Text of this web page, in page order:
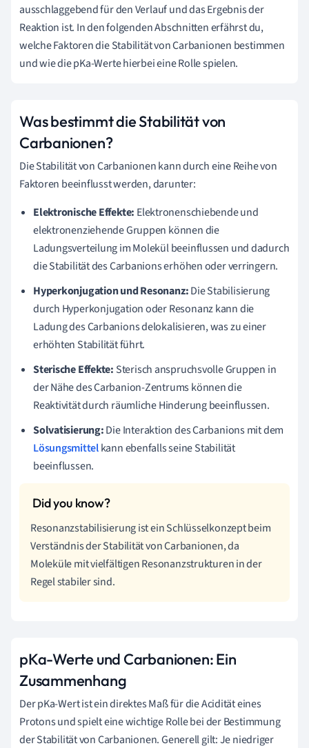
ausschlaggebend für den Verlauf und das Ergebnis der
Reaktion ist. In den folgenden Abschnitten erfährst du,
welche Faktoren die Stabilität von Carbanionen bestimmen
und wie die pKa-Werte hierbei eine Rolle spielen.
Was bestimmt die Stabilität von
Carbanionen?
Die Stabilität von Carbanionen kann durch eine Reihe von
Faktoren beeinflusst werden, darunter:
Elektronische Effekte: Elektronenschiebende und
elektronenziehende Gruppen können die
Ladungsverteilung im Molekül beeinflussen und dadurch
die Stabilität des Carbanions erhöhen oder verringern.
Hyperkonjugation und Resonanz:Die Stabilisierung
durch Hyperkonjugation oder Resonanz kann die
Ladung des Carbanions delokalisieren, was zu einer
erhöhten Stabilität führt.
Sterische Effekte: Sterisch anspruchsvolle Gruppen in
der Nähe des Carbanion-Zentrums können die
Reaktivität durch räumliche Hinderung beeinflussen.
Solvatisierung:Die Interaktion des Carbanions mit dem
Lösungsmittelkann ebenfalls seine Stabilität
beeinflussen.
Resonanzstabilisierung ist ein Schlüsselkonzept beim
Verständnis der Stabilität von Carbanionen, da
Moleküle mit vielfältigen Resonanzstrukturen in der
Regel stabiler sind.
pKa-Werte und Carbanionen: Ein
Zusammenhang
Der pKa-Wert ist ein direktes Maß für die Acidität eines
Protons und spielt eine wichtige Rolle bei der Bestimmung
der Stabilität von Carbanionen. Generell gilt: Je niedriger